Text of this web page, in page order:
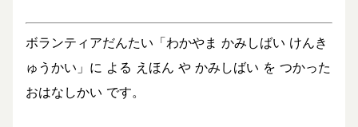
ボランティアだんたい「わかやま かみしばい けんき
ゅうかい」に よる えほん や かみしばい を つかった
おはなしかい です。